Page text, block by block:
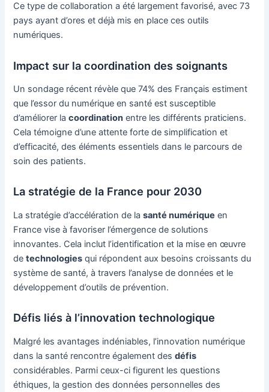
Ce type de collaboration a été largement favorisé, avec 73
pays ayant d’ores et déjà mis en place ces outils
numériques.
Impact sur la coordination des soignants
Un sondage récent révèle que 74% des Français estiment
que l’essor du numérique en santé est susceptible
d’améliorer lacoordination entre les différents praticiens.
Cela témoigne d’une attente forte de simplification et
d’efficacité, des éléments essentiels dans le parcours de
soin des patients.
La stratégie de la France pour 2030
La stratégie d’accélération de lasanté numérique en
France vise à favoriser l’émergence de solutions
innovantes. Cela inclut l’identification et la mise en œuvre
detechnologies qui répondent aux besoins croissants du
système de santé, à travers l’analyse de données et le
développement d’outils de prévention.
Défis liés à l’innovation technologique
Malgré les avantages indéniables, l’innovation numérique
dans la santé rencontre également desdéfis
considérables. Parmi ceux-ci figurent les questions
éthiques, la gestion des données personnelles des